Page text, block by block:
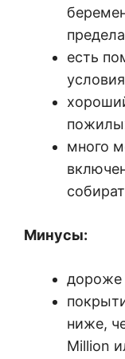
есть
много
Минусы:
дороже
ниже,
Million